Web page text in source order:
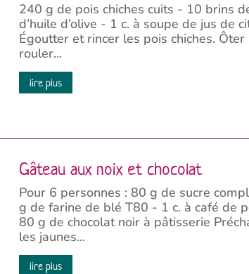
240 g de pois chiches cuits - 10 brins
d’huile d’olive - 1 c. à soupe de jus
Égoutter et rincer les pois chiches.
rouler...
lire plus
Gâteau aux noix et chocolat
Pour 6 personnes : 80 g de sucre
g de farine de blé T80 - 1 c. à café de
80 g de chocolat noir à pâtisserie
les jaunes...
lire plus